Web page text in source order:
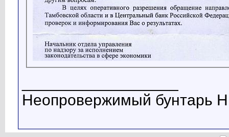
Неопровержимый бунтарь